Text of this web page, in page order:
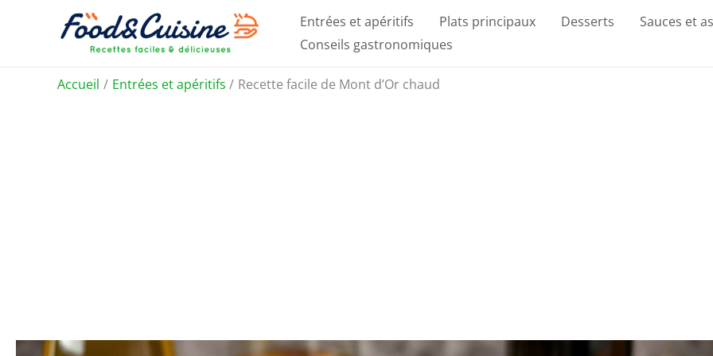
Entrées et apéritifs Plats principaux Desserts Sauces et
Conseils gastronomiques
Accueil Entrées et apéritifs Recette facile de Mont d’Or chaud